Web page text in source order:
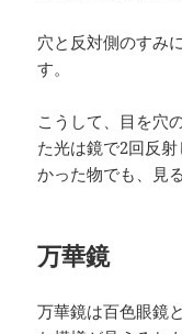
穴と反対側のすみ
す。
こうして、目を穴
た光は鏡で2回反
かった物でも、見
万華鏡
万華鏡は百色眼鏡